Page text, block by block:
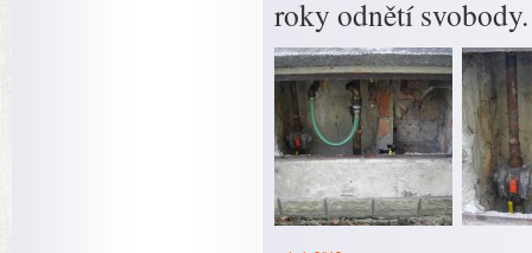
roky odnětí svobody.